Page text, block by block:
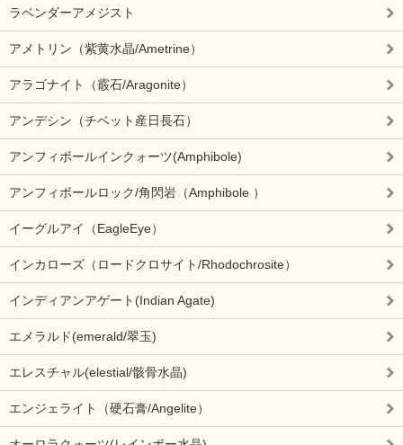
ラベンダーアメジスト
アメトリン（紫黄水晶/Ametrine）
アラゴナイト（霰石/Aragonite）
アンデシン（チベット産日長石）
アンフィボールインクォーツ(Amphibole)
アンフィボールロック/角閃岩（Amphibole ）
イーグルアイ（EagleEye）
インカローズ（ロードクロサイト/Rhodochrosite）
インディアンアゲート(Indian Agate)
エメラルド(emerald/翠玉)
エレスチャル(elestial/骸骨水晶)
エンジェライト（硬石膏/Angelite）